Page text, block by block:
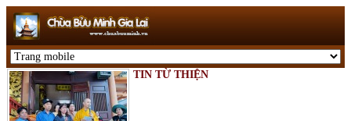
TIN TỪ THIỆN